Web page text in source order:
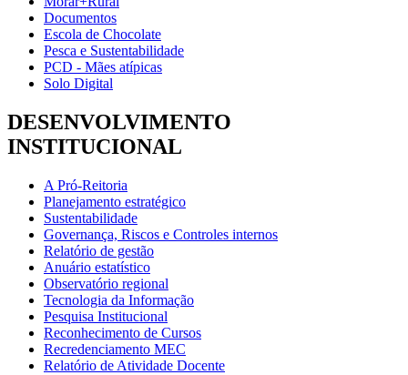
Documentos
Escola de Chocolate
Pesca e Sustentabilidade
PCD - Mães atípicas
Solo Digital
DESENVOLVIMENTO
INSTITUCIONAL
A Pró-Reitoria
Planejamento estratégico
Sustentabilidade
Governança, Riscos e Controles internos
Relatório de gestão
Anuário estatístico
Observatório regional
Tecnologia da Informação
Pesquisa Institucional
Reconhecimento de Cursos
Recredenciamento MEC
Relatório de Atividade Docente